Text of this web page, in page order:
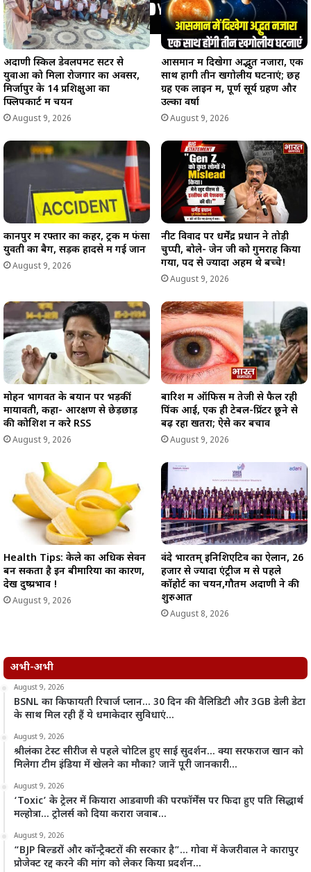
अदाणी स्किल डेवलपमेंट सेंटर से
युवाओं को मिला रोजगार का अवसर,
मिर्जापुर के 14 प्रशिक्षुओं का
फ्लिपकार्ट में चयन
August 9, 2026
आसमान में दिखेगा अद्भुत नजारा, एक
साथ होंगी तीन खगोलीय घटनाएं; छह
ग्रह एक लाइन में, पूर्ण सूर्य ग्रहण और
उल्का वर्षा
August 9, 2026
कानपुर में रफ्तार का कहर, ट्रक में फंसा
युवती का बैग, सड़क हादसे में गई जान
August 9, 2026
नीट विवाद पर धर्मेंद्र प्रधान ने तोड़ी
चुप्पी, बोले- जेन जी को गुमराह किया
गया, पद से ज्यादा अहम थे बच्चे!
August 9, 2026
मोहन भागवत के बयान पर भड़कीं
मायावती, कहा- आरक्षण से छेड़छाड़
की कोशिश न करे RSS
August 9, 2026
बारिश में ऑफिस में तेजी से फैल रही
पिंक आई, एक ही टेबल-प्रिंटर छूने से
बढ़ रहा खतरा; ऐसे करें बचाव
August 9, 2026
Health Tips: केले का अधिक सेवन
बन सकता है इन बीमारियों का कारण,
देखें दुष्प्रभाव !
August 9, 2026
वंदे भारतम् इनिशिएटिव का ऐलान, 26
हजार से ज्यादा एंट्रीज में से पहले
कॉहोर्ट का चयन,गौतम अदाणी ने की
शुरुआत
August 8, 2026
अभी-अभी
August 9, 2026
BSNL का किफायती रिचार्ज प्लान… 30 दिन की वैलिडिटी और 3GB डेली डेटा
के साथ मिल रही हैं ये धमाकेदार सुविधाएं…
August 9, 2026
श्रीलंका टेस्ट सीरीज से पहले चोटिल हुए साई सुदर्शन… क्या सरफराज खान को
मिलेगा टीम इंडिया में खेलने का मौका? जानें पूरी जानकारी…
August 9, 2026
‘Toxic’ के ट्रेलर में कियारा आडवाणी की परफॉर्मेंस पर फिदा हुए पति सिद्धार्थ
मल्होत्रा… ट्रोलर्स को दिया करारा जवाब…
August 9, 2026
“BJP बिल्डरों और कॉन्ट्रैक्टरों की सरकार है”… गोवा में केजरीवाल ने कारापुर
प्रोजेक्ट रद्द करने की मांग को लेकर किया प्रदर्शन…